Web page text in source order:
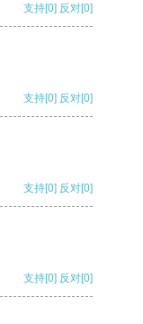
支持[0] 反对[0]
支持[0] 反对[0]
支持[0] 反对[0]
支持[0] 反对[0]